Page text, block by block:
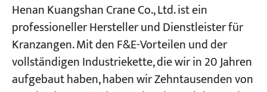
Henan Kuangshan Crane Co., Ltd. ist ein
professioneller Hersteller und Dienstleister für
Kranzangen. Mit den F&E-Vorteilen und der
vollständigen Industriekette, die wir in 20 Jahren
aufgebaut haben, haben wir Zehntausenden von